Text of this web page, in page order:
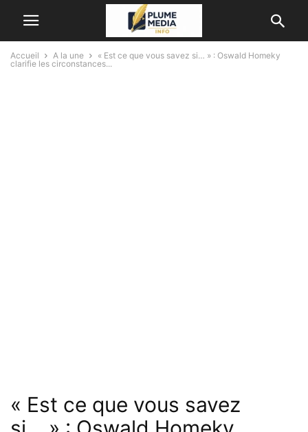
Accueil A la une
« Est ce que vous savez si… » : Oswald Homeky
clarifie les circonstances...
« Est ce que vous savez